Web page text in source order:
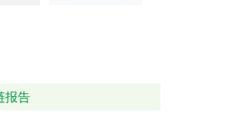
报告